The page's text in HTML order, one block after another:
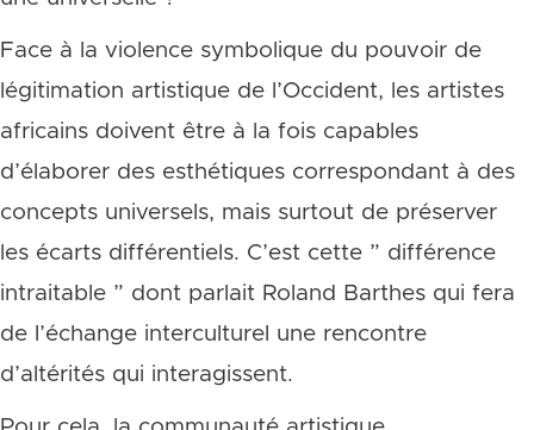
Face à la violence symbolique du pouvoir de
légitimation artistique de l’Occident, les artistes
africains doivent être à la fois capables
d’élaborer des esthétiques correspondant à des
concepts universels, mais surtout de préserver
les écarts différentiels. C’est cette ” différence
intraitable ” dont parlait Roland Barthes qui fera
de l’échange interculturel une rencontre
d’altérités qui interagissent.